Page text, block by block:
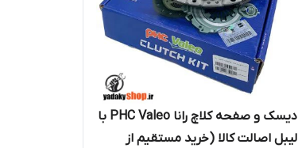
دیسک و صفحه کلاچ رانا PHC Valeo با
لیبل اصالت کالا (خرید مستقیم از